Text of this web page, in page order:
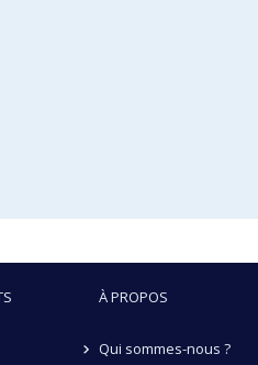
À PROPOS
Qui sommes-nous ?